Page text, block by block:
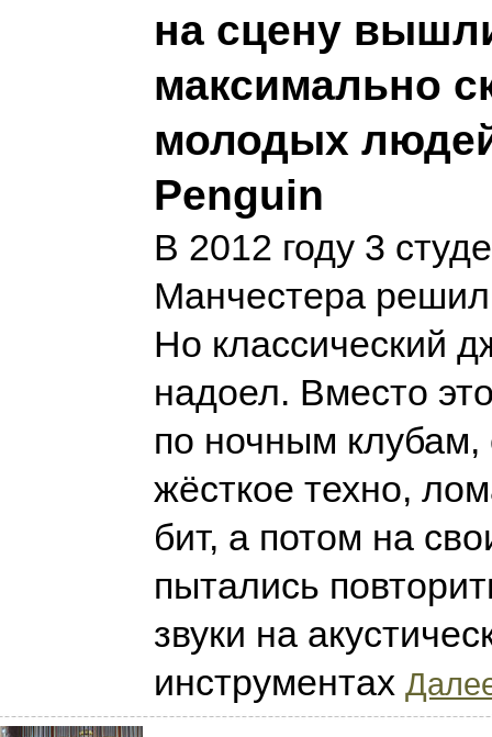
на сцену
максимально
молодых
Penguin
В 2012 году 3
Манчестера
Но классический
надоел. Вместо
по ночным
жёсткое техно,
бит, а потом на
пытались
звуки на
инструментах